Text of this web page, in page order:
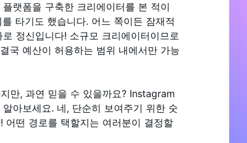
랫폼을 구축한 크리에이터를 본 적이
타기도 했습니다. 어느 쪽이든 잠재적
정신입니다! 소규모 크리에이터이므로
국 예산이 허용하는 범위 내에서만 가능
만, 과연 믿을 수 있을까요? Instagram
아보세요. 네, 단순히 보여주기 위한 숫
떤 경로를 택할지는 여러분이 결정할